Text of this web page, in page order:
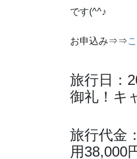
です(^^♪
お申込み⇒⇒
旅行日：
御礼！キ
旅行代金
用38,000